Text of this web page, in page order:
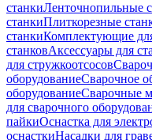
станкиЛенточнопильные
станкиПлиткорезные
станкиКомплектующие
станковАксессуары для
для стружкоотсосов
оборудованиеСварочное
оборудованиеСварочные
для сварочного
пайкиОснастка для
оснасткиНасадки для